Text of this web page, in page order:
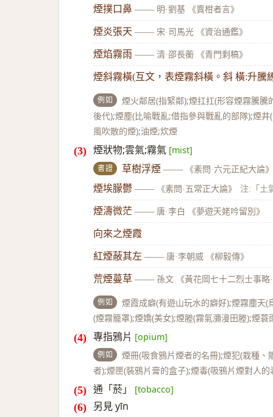
煙撲口鼻 —— 明·劉基 《賣柑者言》
煙炎張天 —— 宋·司馬光 《資治通鑑》
煙焰霧雨 —— 清·邵長蘅 《青門剩稿》
煙斜霧橫(互文，表煙霧斜橫。斜 橫:升騰
例如
煙火鄰居(指緊鄰);煙扛扛(形容煙霧騰
後代);煙塵(比喻戰亂;借指參與戰亂的部隊);煙
風吹散的煙);油煙;炊煙
煙狀物;雲氣;霧氣 [mist]
書證 草樹浮煙 —— 《素問·六元正紀大論》
煙埃朦鬱 —— 《素問·五常正大論》 注:「土
煙濤微茫 —— 唐·李白 《夢遊天姥吟留別》
向來之煙霞
紅煙蔽其左 —— 唐·李朝威 《柳毅傳》
荒煙蔓草 —— 孫文 《黃花岡七十二烈士事略·
例如
煙霞成癖(有遊山玩水的癖好);煙霧塵天
(煙霧籠罩);煙嬌(美女);煙塍(霧氣瀰漫田塍);煙
專指鴉片 [opium]
例如
煙冊(吸食鴉片煙者的名冊);煙犯(栽種
者);煙匣(裝鴉片膏的盒子);煙毒(吸鴉片煙對人
通「菸」 [tobacco]
另見 yīn